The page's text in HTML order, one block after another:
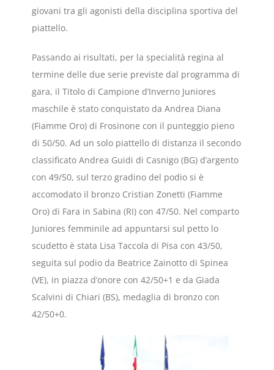
giovani tra gli agonisti della disciplina sportiva del
piattello.
Passando ai risultati, per la specialità regina al
termine delle due serie previste dal programma di
gara, il Titolo di Campione d’Inverno Juniores
maschile è stato conquistato da Andrea Diana
(Fiamme Oro) di Frosinone con il punteggio pieno
di 50/50. Ad un solo piattello di distanza il secondo
classificato Andrea Guidi di Casnigo (BG) d’argento
con 49/50, sul terzo gradino del podio si è
accomodato il bronzo Cristian Zonetti (Fiamme
Oro) di Fara in Sabina (RI) con 47/50. Nel comparto
Juniores femminile ad appuntarsi sul petto lo
scudetto è stata Lisa Taccola di Pisa con 43/50,
seguita sul podio da Beatrice Zainotto di Spinea
(VE), in piazza d’onore con 42/50+1 e da Giada
Scalvini di Chiari (BS), medaglia di bronzo con
42/50+0.